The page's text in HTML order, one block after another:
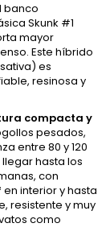
banco
Skunk #1
mayor
Este híbrido
es
resinosa y
compacta y
pesados,
entre 80 y 120
hasta los
con
interior y hasta
resistente y muy
como